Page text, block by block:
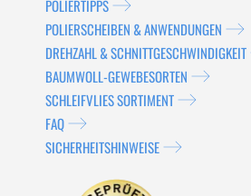
POLIERTIPPS
POLIERSCHEIBEN & ANWENDUNGEN
DREHZAHL & SCHNITTGESCHWINDIGKEIT
BAUMWOLL-GEWEBESORTEN
SCHLEIFVLIES SORTIMENT
FAQ
SICHERHEITSHINWEISE